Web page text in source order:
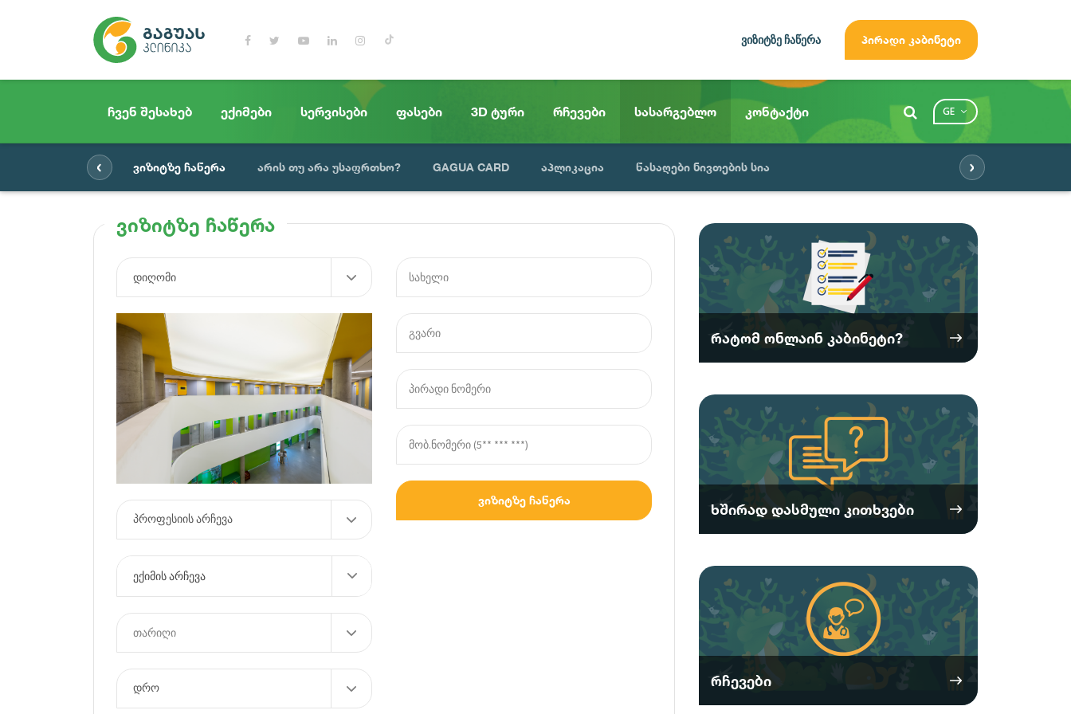
ვიზიტზე ჩაწერა პირადი კაბინეტი
ჩვენ შესახებ ექიმები სერვისები ფასები 3D ტური რჩევები სასარგებლო კონტაქტი GE
‹ ვიზიტზე ჩაწერა არის თუ არა უსაფრთხო? GAGUA CARD აპლიკაცია წასაღები ნივთების სია ›
ვიზიტზე ჩაწერა
ექიმის არჩევა
ვიზიტზე ჩაწერა
რატომ ონლაინ კაბინეტი?
ხშირად დასმული კითხვები
რჩევები